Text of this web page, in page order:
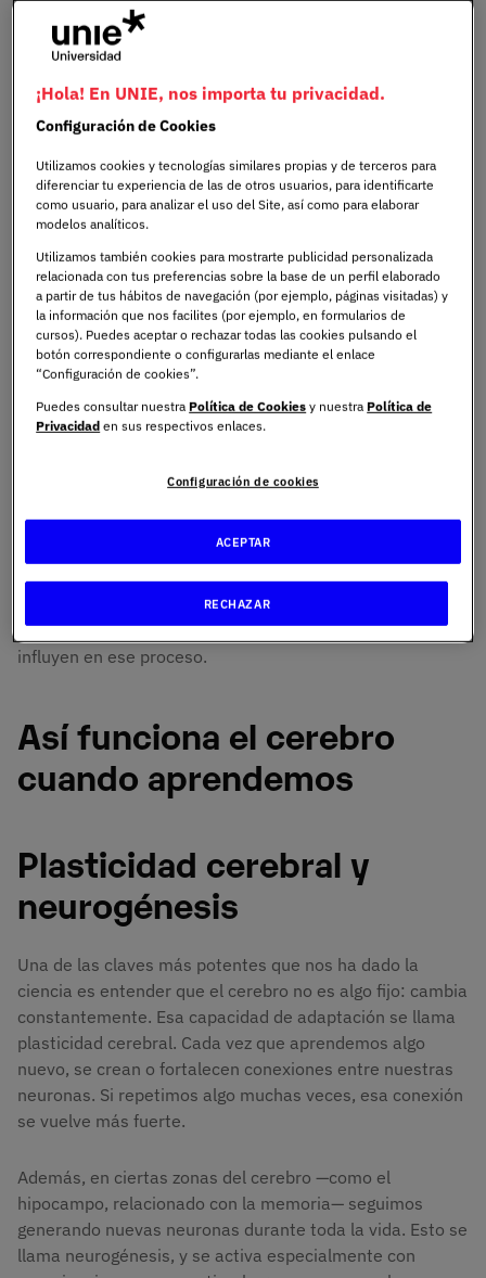
neuroeducación es una revolución que ya se está
aplicando en muchas de las aulas.
Si te interesa formarte desde esta perspectiva, UNIE
Universidad ofrece una propuesta académica que pone al
estudiante y al conocimiento científico en el centro.
Desde elGrado en Educación Infantil, orientado a los
primeros años del desarrollo, alGrado en Educación
aprendizaje con base pedagógica y emocional, hasta el
Máster en Necesidades Educativas Especiales, donde
la neuroeducación se convierte en herramienta clave
para la inclusión y la atención personalizada.
¿Qué es la
neuroeducación?
La neuroeducación es una forma de entender la
enseñanza desde lo que sabemos del cerebro. En lugar
de basarnos solo en métodos tradicionales o intuiciones,
este enfoque parte de investigaciones científicas sobre
cómo aprendemos, cómo nos motivamos y qué factores
influyen en ese proceso.
Así funciona el cerebro
cuando aprendemos
Plasticidad cerebral y
neurogénesis
Una de las claves más potentes que nos ha dado la
ciencia es entender que el cerebro no es algo fijo: cambia
constantemente. Esa capacidad de adaptación se llama
plasticidad cerebral. Cada vez que aprendemos algo
nuevo, se crean o fortalecen conexiones entre nuestras
neuronas. Si repetimos algo muchas veces, esa conexión
se vuelve más fuerte.
Además, en ciertas zonas del cerebro —como el
hipocampo, relacionado con la memoria— seguimos
generando nuevas neuronas durante toda la vida. Esto se
llama neurogénesis, y se activa especialmente con
¡Hola! En UNIE, nos importa tu privacidad.
Configuración de Cookies
Utilizamos cookies y tecnologías similares propias y de terceros para
diferenciar tu experiencia de las de otros usuarios, para identificarte
como usuario, para analizar el uso del Site, así como para elaborar
modelos analíticos.
Utilizamos también cookies para mostrarte publicidad personalizada
relacionada con tus preferencias sobre la base de un perfil elaborado
a partir de tus hábitos de navegación (por ejemplo, páginas visitadas) y
la información que nos facilites (por ejemplo, en formularios de
cursos). Puedes aceptar o rechazar todas las cookies pulsando el
botón correspondiente o configurarlas mediante el enlace
“Configuración de cookies”.
Puedes consultar nuestra Política de Cookies y nuestra Política de
Privacidad en sus respectivos enlaces.
Configuración de cookies
RECHAZAR
ACEPTAR